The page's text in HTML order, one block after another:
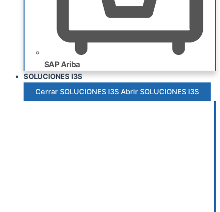
SAP Ariba
SOLUCIONES I3S
Cerrar SOLUCIONES I3S Abrir SOLUCIONES I3S